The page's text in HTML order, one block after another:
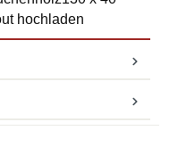
hochladen